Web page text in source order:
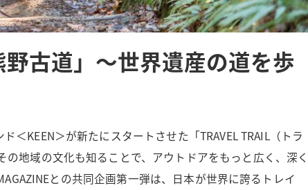
古道」〜世界遺産の道を歩
＜KEEN＞が新たにスタートさせた「TRAVEL TRAIL（トラ
地域の文化も知ることで、アウトドアをもっと広く、深く
との共同企画第一弾は、日本が世界に誇るトレイ